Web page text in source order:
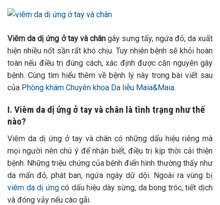
Viêm da dị ứng ở tay và chân gây sưng tấy, ngứa đỏ, da xuất
hiện nhiều nốt sần rất khó chịu. Tuy nhiên bệnh sẽ khỏi hoàn
toàn nếu điều trị đúng cách, xác định được căn nguyên gây
bệnh. Cùng tìm hiểu thêm về bệnh lý này trong bài viết sau
của Phòng khám Chuyên khoa Da liễu Maia&Maia.
I. Viêm da dị ứng ở tay và chân là tình trạng như thế
nào?
Viêm da dị ứng ở tay và chân có những dấu hiệu riêng mà
mọi người nên chú ý để nhận biết, điều trị kịp thời cải thiện
bệnh. Những triệu chứng của bệnh điển hình thường thấy như
da mẩn đỏ, phát ban, ngứa ngáy dữ dội. Ngoài ra vùng bị
viêm da dị ứngcó dấu hiệu dày sừng, da bong tróc, tiết dịch
và đóng vảy nếu cào gãi.